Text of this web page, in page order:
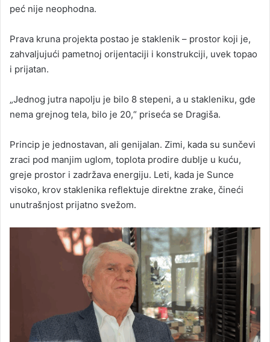
peć nije neophodna.
Prava kruna projekta postao je staklenik – prostor koji je,
zahvaljujući pametnoj orijentaciji i konstrukciji, uvek topao
i prijatan.
„Jednog jutra napolju je bilo 8 stepeni, a u stakleniku, gde
nema grejnog tela, bilo je 20,“ priseća se Dragiša.
Princip je jednostavan, ali genijalan. Zimi, kada su sunčevi
zraci pod manjim uglom, toplota prodire dublje u kuću,
greje prostor i zadržava energiju. Leti, kada je Sunce
visoko, krov staklenika reflektuje direktne zrake, čineći
unutrašnjost prijatno svežom.